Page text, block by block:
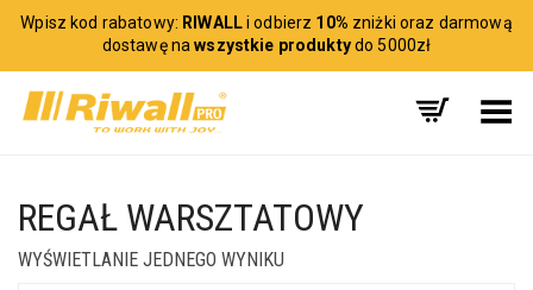
Wpisz kod rabatowy: RIWALLi odbierz 10% zniżki oraz darmową
dostawę nawszystkie produktydo 5000zł
Toggle Menu
REGAŁ WARSZTATOWY
WYŚWIETLANIE JEDNEGO WYNIKU